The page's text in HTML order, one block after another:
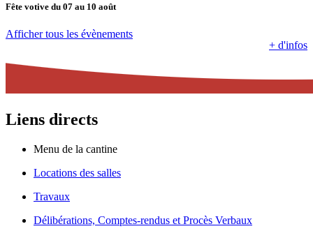
Fête votive du 07 au 10 août
+ d'infos
Afficher tous les évènements
Liens directs
Menu de la cantine
Locations des salles
Travaux
Délibérations, Comptes-rendus et Procès Verbaux